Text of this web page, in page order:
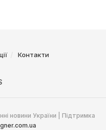
Контакти
новини України | Підтримка